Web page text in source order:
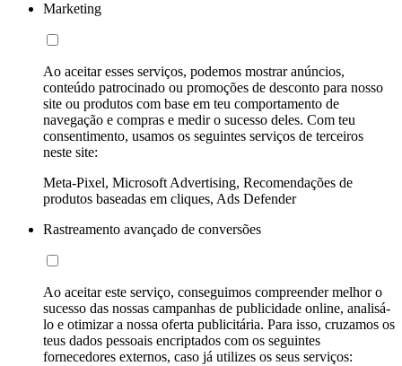
Marketing
Ao aceitar esses serviços, podemos mostrar anúncios,
conteúdo patrocinado ou promoções de desconto para nosso
site ou produtos com base em teu comportamento de
navegação e compras e medir o sucesso deles. Com teu
consentimento, usamos os seguintes serviços de terceiros
neste site:
Meta-Pixel, Microsoft Advertising, Recomendações de
produtos baseadas em cliques, Ads Defender
Rastreamento avançado de conversões
Ao aceitar este serviço, conseguimos compreender melhor o
sucesso das nossas campanhas de publicidade online, analisá-
lo e otimizar a nossa oferta publicitária. Para isso, cruzamos os
teus dados pessoais encriptados com os seguintes
fornecedores externos, caso já utilizes os seus serviços: